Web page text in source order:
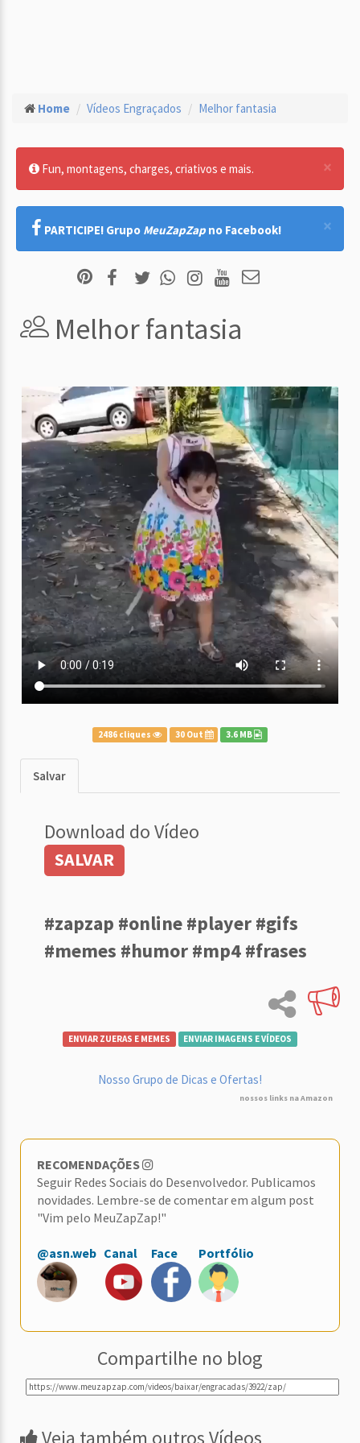
Home Vídeos Engraçados Melhor fantasia
×
Fun, montagens, charges, criativos e mais.
×
PARTICIPE! Grupo MeuZapZap no Facebook!
Melhor fantasia
2486 cliques 30 Out 3.6 MB
Salvar
Download do Vídeo
SALVAR
#zapzap #online #player #gifs
#memes #humor #mp4 #frases
ENVIAR ZUERAS E MEMES ENVIAR IMAGENS E VÍDEOS
Nosso Grupo de Dicas e Ofertas!
nossos links na Amazon
RECOMENDAÇÕES
Seguir Redes Sociais do Desenvolvedor. Publicamos
novidades. Lembre-se de comentar em algum post
"Vim pelo MeuZapZap!"
@asn.web Canal Face Portfólio
Compartilhe no blog
Veja também outros Vídeos